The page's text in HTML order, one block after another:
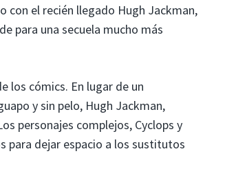
con el recién llegado Hugh Jackman,
para una secuela mucho más
los cómics. En lugar de un
y sin pelo, Hugh Jackman,
personajes complejos, Cyclops y
para dejar espacio a los sustitutos